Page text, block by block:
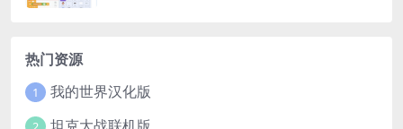
热门资源
1 我的世界汉化版